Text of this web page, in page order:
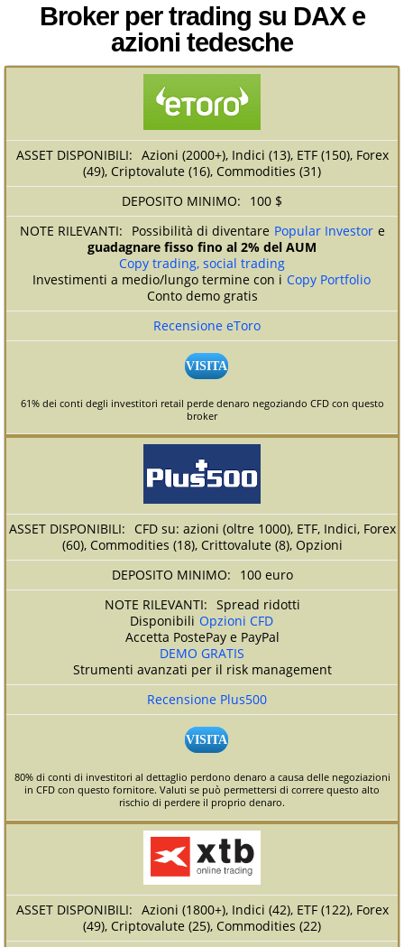
Broker per trading su DAX e
azioni tedesche
Azioni (2000+), Indici (13), ETF (150), Forex
(49), Criptovalute (16), Commodities (31)
100 $
Possibilità di diventare Popular Investor e
guadagnare fisso fino al 2% del AUM
Copy trading, social trading
Investimenti a medio/lungo termine con i Copy Portfolio
Conto demo gratis
Recensione eToro
VISITA
61% dei conti degli investitori retail perde denaro negoziando CFD con questo
broker
CFD su: azioni (oltre 1000), ETF, Indici, Forex
(60), Commodities (18), Crittovalute (8), Opzioni
100 euro
Spread ridotti
Disponibili Opzioni CFD
Accetta PostePay e PayPal
DEMO GRATIS
Strumenti avanzati per il risk management
Recensione Plus500
VISITA
80% di conti di investitori al dettaglio perdono denaro a causa delle negoziazioni
in CFD con questo fornitore. Valuti se può permettersi di correre questo alto
rischio di perdere il proprio denaro.
Azioni (1800+), Indici (42), ETF (122), Forex
(49), Criptovalute (25), Commodities (22)